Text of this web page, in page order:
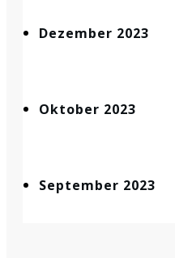
Dezember 2023
Oktober 2023
September 2023